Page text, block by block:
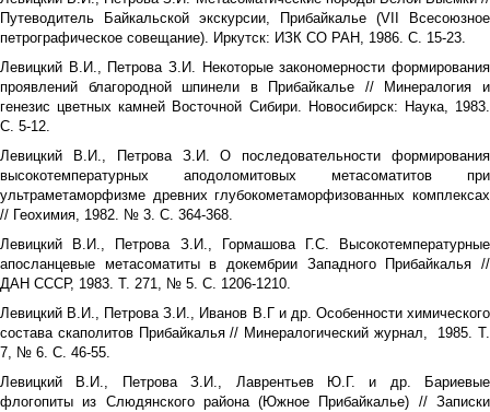
Путеводитель Байкальской экскурсии, Прибайкалье (VII Всесоюзное
петрографическое совещание). Иркутск: ИЗК СО РАН, 1986. С. 15-23.
Левицкий В.И., Петрова З.И. Некоторые закономерности формирования
проявлений благородной шпинели в Прибайкалье // Минералогия и
генезис цветных камней Восточной Сибири. Новосибирск: Наука, 1983.
С. 5-12.
Левицкий В.И., Петрова З.И. О последовательности формирования
высокотемпературных аподоломитовых метасоматитов при
ультраметаморфизме древних глубокометаморфизованных комплексах
// Геохимия, 1982. № 3. С. 364-368.
Левицкий В.И., Петрова З.И., Гормашова Г.С. Высокотемпературные
апосланцевые метасоматиты в докембрии Западного Прибайкалья //
ДАН СССР, 1983. Т. 271, № 5. С. 1206-1210.
Левицкий В.И., Петрова З.И., Иванов В.Г и др. Особенности химического
состава скаполитов Прибайкалья // Минералогический журнал, 1985. Т.
7, № 6. С. 46-55.
Левицкий В.И., Петрова З.И., Лаврентьев Ю.Г. и др. Бариевые
флогопиты из Слюдянского района (Южное Прибайкалье) // Записки